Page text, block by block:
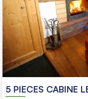
5 PIECES CABINE